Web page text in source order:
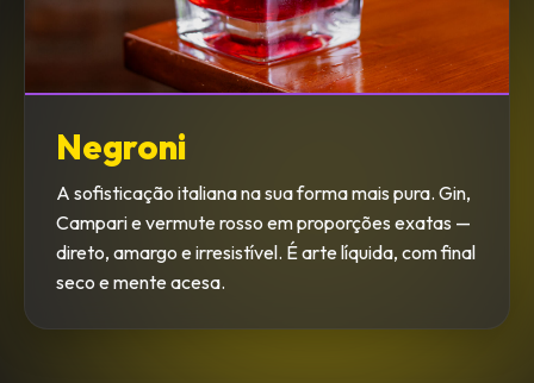
Negroni
A sofisticação italiana na sua forma mais pura. Gin,
Campari e vermute rosso em proporções exatas —
direto, amargo e irresistível. É arte líquida, com final
seco e mente acesa.